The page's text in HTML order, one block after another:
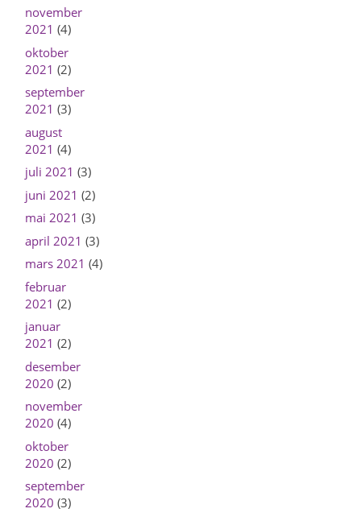
november
2021 (4)
oktober
2021 (2)
september
2021 (3)
august
2021 (4)
juli 2021 (3)
juni 2021 (2)
mai 2021 (3)
april 2021 (3)
mars 2021 (4)
februar
2021 (2)
januar
2021 (2)
desember
2020 (2)
november
2020 (4)
oktober
2020 (2)
september
2020 (3)